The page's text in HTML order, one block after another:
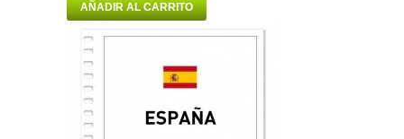
AÑADIR AL CARRITO